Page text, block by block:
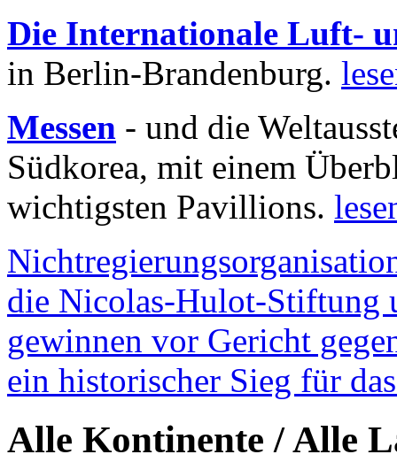
Die Internationale Luft-
in Berlin-Brandenburg.
Messen - und die
Südkorea, mit einem
wichtigsten Pavillions.
die Nicolas-Hulot-Stiftung
gewinnen vor Gericht
ein historischer Sieg für
Alle Kontinente / Alle